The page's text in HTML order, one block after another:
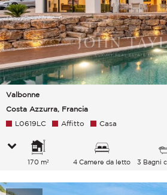
Valbonne
Costa Azzurra, Francia
L0619LC Affitto Casa
170 m² 4 Camere da letto 3 Bagni